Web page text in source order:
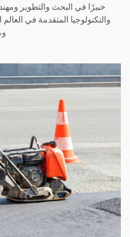
خبيرًا في البحث والتطوير
والتكنولوجيا المتقدمة في